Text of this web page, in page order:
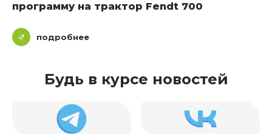
программу на трактор Fendt 700
подробнее
Будь в курсе новостей